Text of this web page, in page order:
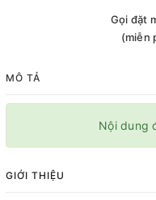
Gọi đặt
(miễn
MÔ TẢ
Nội dung
GIỚI THIỆU